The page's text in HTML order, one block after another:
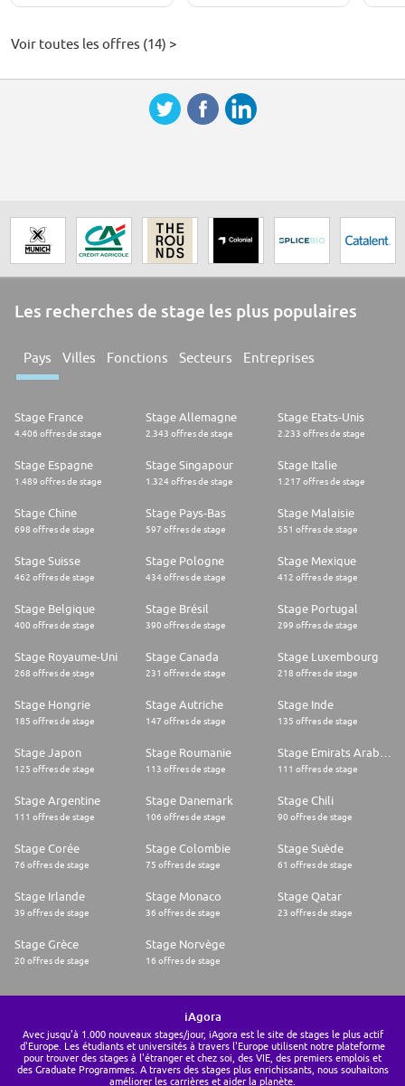
Voir toutes les offres (14) >
Les recherches de stage les plus populaires
Pays Villes Fonctions Secteurs Entreprises
Stage France
4.406 offres de stage
Stage Allemagne
2.343 offres de stage
Stage Etats-Unis
2.233 offres de stage
Stage Espagne
1.489 offres de stage
Stage Singapour
1.324 offres de stage
Stage Italie
1.217 offres de stage
Stage Chine
698 offres de stage
Stage Pays-Bas
597 offres de stage
Stage Malaisie
551 offres de stage
Stage Suisse
462 offres de stage
Stage Pologne
434 offres de stage
Stage Mexique
412 offres de stage
Stage Belgique
400 offres de stage
Stage Brésil
390 offres de stage
Stage Portugal
299 offres de stage
Stage Royaume-Uni
268 offres de stage
Stage Canada
231 offres de stage
Stage Luxembourg
218 offres de stage
Stage Hongrie
185 offres de stage
Stage Autriche
147 offres de stage
Stage Inde
135 offres de stage
Stage Japon
125 offres de stage
Stage Roumanie
113 offres de stage 111 offres de stage
Stage Argentine
111 offres de stage
Stage Danemark
106 offres de stage
Stage Chili
90 offres de stage
Stage Corée
76 offres de stage
Stage Colombie
75 offres de stage
Stage Suède
61 offres de stage
Stage Irlande
39 offres de stage
Stage Monaco
36 offres de stage
Stage Qatar
23 offres de stage
Stage Grèce
20 offres de stage
Stage Norvège
16 offres de stage
iAgora
Avec jusqu'à 1.000 nouveaux stages/jour, iAgora est le site de stages le plus actif
d'Europe. Les étudiants et universités à travers l'Europe utilisent notre plateforme
pour trouver des stages à l'étranger et chez soi, des VIE, des premiers emplois et
des Graduate Programmes. A travers des stages plus enrichissants, nous souhaitons
améliorer les carrières et aider la planète.